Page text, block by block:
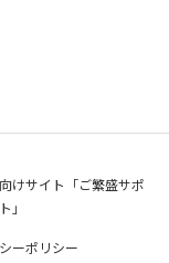
けサイト「ご繁盛サポ
」
ーポリシー